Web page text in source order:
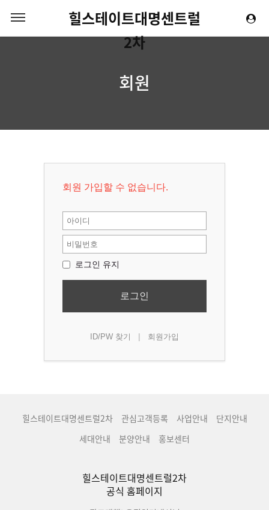
힐스테이트대명센트럴
2차
회원
회원 가입할 수 없습니다.
로그인 유지
로그인
ID/PW 찾기 | 회원가입
힐스테이트대명센트럴2차 관심고객등록 사업안내
단지안내
세대안내
분양안내 홍보센터
힐스테이트대명센트럴2차
공식 홈페이지